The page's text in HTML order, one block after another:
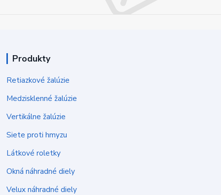
Produkty
Retiazkové žalúzie
Medzisklenné žalúzie
Vertikálne žalúzie
Siete proti hmyzu
Látkové roletky
Okná náhradné diely
Velux náhradné diely